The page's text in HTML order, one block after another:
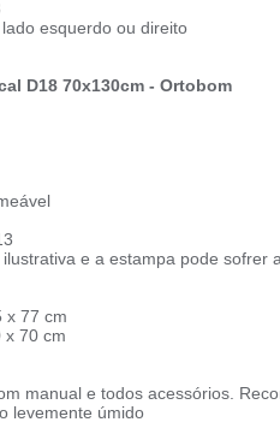
esquerdo ou direito
D18 70x130cm - Ortobom
e a estampa pode sofrer
77 cm
x 70 cm
manual e todos acessórios.
levemente úmido